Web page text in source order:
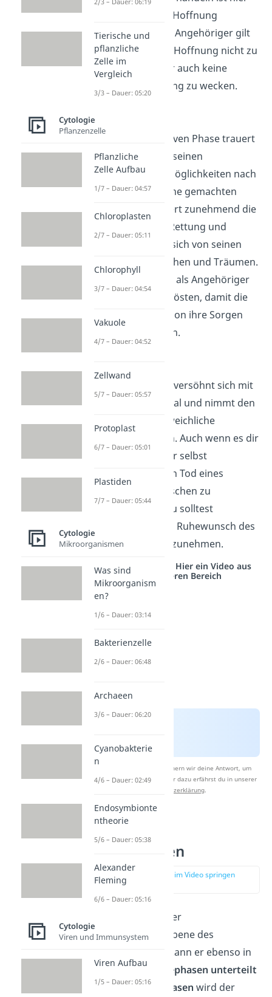
auch mit einer Hoffnung
verbunden. Als Angehöriger gilt
es dabei, diese Hoffnung nicht zu
zerstören, aber auch keine
falsche Hoffnung zu wecken.
In der depressiven Phase trauert
der Sterbende seinen
ungenutzten Möglichkeiten nach
und bereut seine gemachten
Fehler. Er verliert zunehmend die
Hoffnung auf Rettung und
verabschiedet sich von seinen
liebsten Menschen und Träumen.
Hier solltest du als Angehöriger
zuhören und trösten, damit die
sterbende Person ihre Sorgen
loswerden kann.
Der Sterbende versöhnt sich mit
seinem Schicksal und nimmt den
Tod als unausweichliche
Konsequenz an. Auch wenn es dir
als Angehöriger selbst
schwerfällt, den Tod eines
geliebten Menschen zu
akzeptieren: Du solltest
versuchen, den Ruhewunsch des
Sterbenden anzunehmen.
Studyflix vernetzt: Hier ein Video aus
einem anderen Bereich
Nach Beantwortung speichern wir deine Antwort, um
Studyflix zu verbessern. Mehr dazu erfährst du in unserer
Datenschutzerklärung
Körperliche
Sterbephasen
zur Stelle im Video springen
Unabhängig von der
psychologischen Ebene des
Sterbeprozesses, kann er ebenso in
körperliche Sterbephasen unterteilt
werden. Indrei Phasen wird der
Tierische und
pflanzliche
Zelle im
Vergleich
3/3 – Dauer: 05:20
Cytologie
Pflanzenzelle
Pflanzliche
Zelle Aufbau
1/7 – Dauer: 04:57
Chloroplasten
2/7 – Dauer: 05:11
Chlorophyll
3/7 – Dauer: 04:54
Vakuole
4/7 – Dauer: 04:52
Zellwand
5/7 – Dauer: 05:57
Protoplast
6/7 – Dauer: 05:01
Plastiden
7/7 – Dauer: 05:44
Cytologie
Mikroorganismen
Was sind
Mikroorganism
en?
1/6 – Dauer: 03:14
Bakterienzelle
2/6 – Dauer: 06:48
Archaeen
3/6 – Dauer: 06:20
Cyanobakterie
n
4/6 – Dauer: 02:49
Endosymbionte
ntheorie
5/6 – Dauer: 05:38
Alexander
Fleming
6/6 – Dauer: 05:16
Cytologie
Viren und Immunsystem
Viren Aufbau
1/5 – Dauer: 05:16